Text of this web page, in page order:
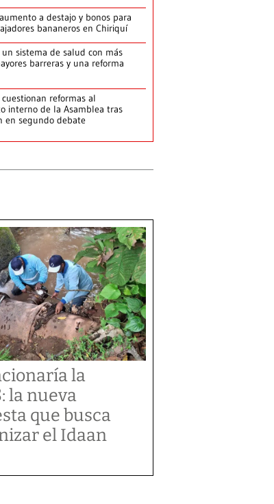
a destajo y bonos para
bananeros en Chiriquí
un sistema de salud con más
barreras y una reforma
reformas al
interno de la Asamblea tras
en segundo debate
la
la nueva
que busca
el Idaan